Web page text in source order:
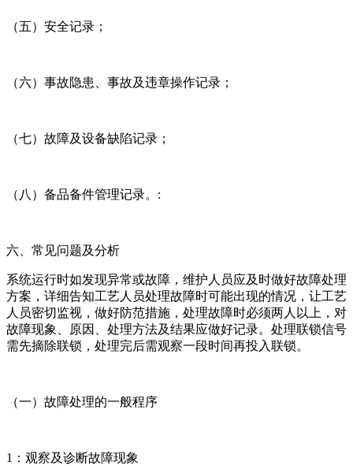
（五）安全记录；
（六）事故隐患、事故及违章操作记录；
（七）故障及设备缺陷记录；
（八）备品备件管理记录。:
六、常见问题及分析
系统运行时如发现异常或故障，维护人员应及时做好故障处理
方案，详细告知工艺人员处理故障时可能出现的情况，让工艺
人员密切监视，做好防范措施，处理故障时必须两人以上，对
故障现象、原因、处理方法及结果应做好记录。处理联锁信号
需先摘除联锁，处理完后需观察一段时间再投入联锁。
（一）故障处理的一般程序
1：观察及诊断故障现象